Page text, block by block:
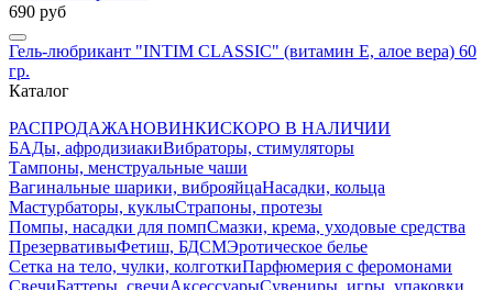
690 руб
Гель-любрикант "INTIM CLASSIC" (витамин Е, алое вера) 60
гр.
Каталог
РАСПРОДАЖАНОВИНКИСКОРО В НАЛИЧИИ
БАДы, афродизиакиВибраторы, стимуляторы
Тампоны, менструальные чаши
Вагинальные шарики, виброяйцаНасадки, кольца
Мастурбаторы, куклыСтрапоны, протезы
Помпы, насадки для помпСмазки, крема, уходовые средства
ПрезервативыФетиш, БДСМЭротическое белье
Сетка на тело, чулки, колготкиПарфюмерия с феромонами
СвечиБаттеры, свечиАксессуарыСувениры, игры, упаковки